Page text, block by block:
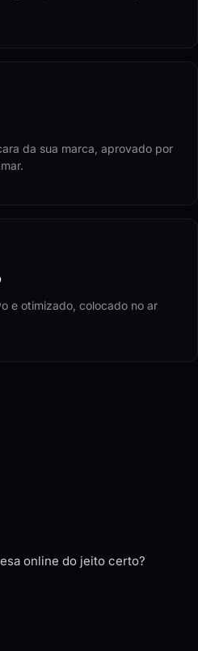
da sua marca, aprovado por
e otimizado, colocado no ar
online do jeito certo?